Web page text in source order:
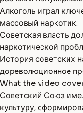
Алкоголь играл
массовый наркотик.
Советская власть
наркотической
История советских
дореволюционное
What the video
Советский Союз
культуру,